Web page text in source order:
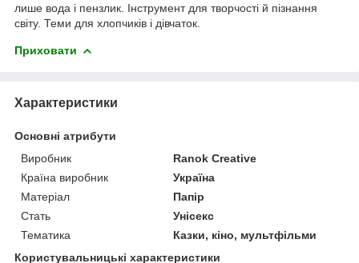
лише вода і пензлик. Інструмент для творчості й пізнання
світу. Теми для хлопчиків і дівчаток.
Приховати
Характеристики
Основні атрибути
Виробник
Ranok Creative
Країна виробник
Україна
Матеріал
Папір
Стать
Унісекс
Тематика
Казки, кіно, мультфільми
Користувальницькі характеристики